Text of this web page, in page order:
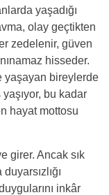
yaşadığı
olay geçtikten
zedelenir, güven
hisseder.
yaşayan bireylerde
bu kadar
hayat mottosu
girer. Ancak sık
inkâr